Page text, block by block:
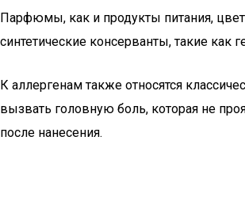
Парфюмы, как и продукты питания,
синтетические консерванты, такие как
К аллергенам также относятся
вызвать головную боль, которая не
после нанесения.